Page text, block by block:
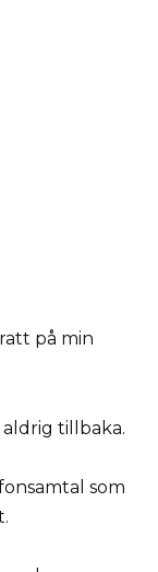
på min
aldrig tillbaka.
som